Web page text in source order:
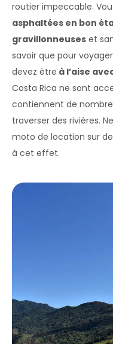
routier impeccable.
asphaltées en bon
gravillonneuses et
savoir que pour
devez être à l’aise
Costa Rica ne sont
contiennent de
traverser des rivières.
moto de location sur
à cet effet.